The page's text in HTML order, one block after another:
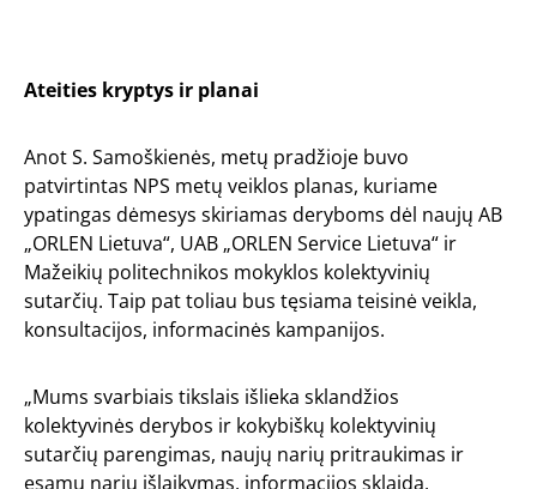
Ateities kryptys ir planai
Anot S. Samoškienės, metų pradžioje buvo
patvirtintas NPS metų veiklos planas, kuriame
ypatingas dėmesys skiriamas deryboms dėl naujų AB
„ORLEN Lietuva“, UAB „ORLEN Service Lietuva“ ir
Mažeikių politechnikos mokyklos kolektyvinių
sutarčių. Taip pat toliau bus tęsiama teisinė veikla,
konsultacijos, informacinės kampanijos.
„Mums svarbiais tikslais išlieka sklandžios
kolektyvinės derybos ir kokybiškų kolektyvinių
sutarčių parengimas, naujų narių pritraukimas ir
esamų narių išlaikymas, informacijos sklaida,